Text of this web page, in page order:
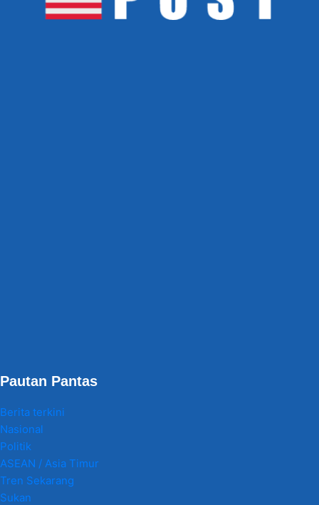
Pautan Pantas
Berita terkini
Nasional
Politik
ASEAN / Asia Timur
Tren Sekarang
Sukan